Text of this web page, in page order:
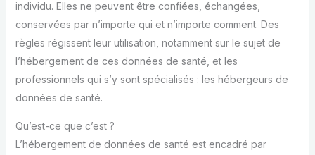
individu. Elles ne peuvent être confiées, échangées,
conservées par n’importe qui et n’importe comment. Des
règles régissent leur utilisation, notamment sur le sujet de
l’hébergement de ces données de santé, et les
professionnels qui s’y sont spécialisés : les hébergeurs de
données de santé.
Qu’est-ce que c’est ?
L’hébergement de données de santé est encadré par